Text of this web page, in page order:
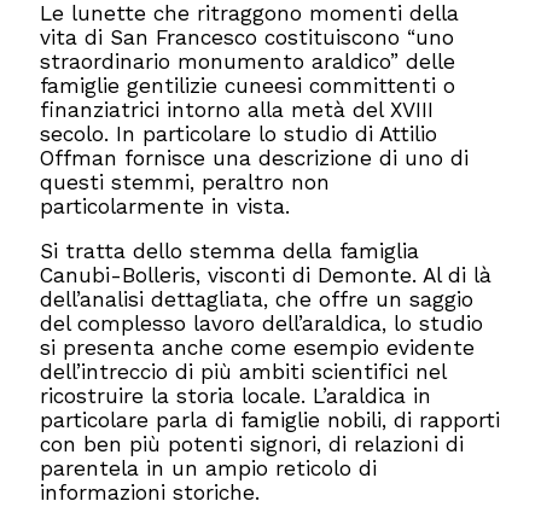
Le lunette che ritraggono momenti della
vita di San Francesco costituiscono “uno
straordinario monumento araldico” delle
famiglie gentilizie cuneesi committenti o
finanziatrici intorno alla metà del XVIII
secolo. In particolare lo studio di Attilio
Offman fornisce una descrizione di uno di
questi stemmi, peraltro non
particolarmente in vista.
Si tratta dello stemma della famiglia
Canubi-Bolleris, visconti di Demonte. Al di là
dell’analisi dettagliata, che offre un saggio
del complesso lavoro dell’araldica, lo studio
si presenta anche come esempio evidente
dell’intreccio di più ambiti scientifici nel
ricostruire la storia locale. L’araldica in
particolare parla di famiglie nobili, di rapporti
con ben più potenti signori, di relazioni di
parentela in un ampio reticolo di
informazioni storiche.